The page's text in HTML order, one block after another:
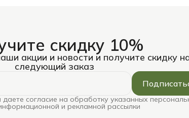
скидку 10%
акции и новости и получите скидку
следующий заказ
согласие на обработку указанных
и рекламной рассылки